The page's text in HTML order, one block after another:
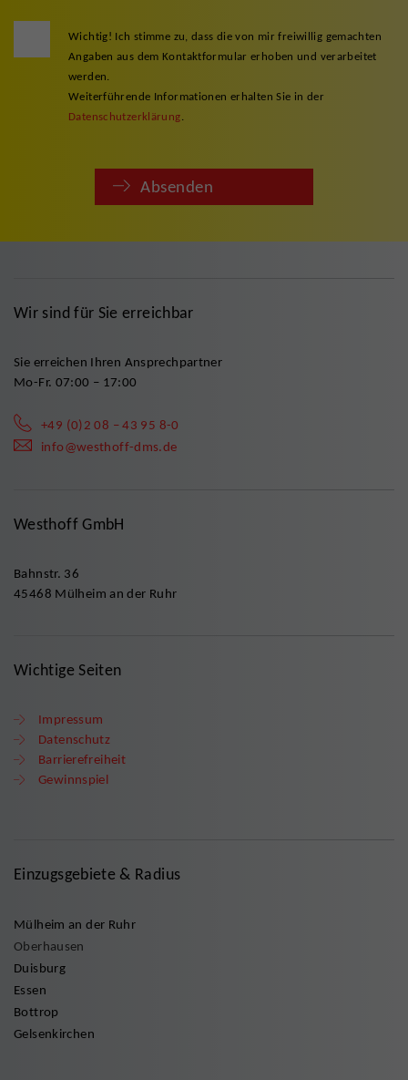
Wichtig! Ich stimme zu, dass die von mir freiwillig gemachten
Angaben aus dem Kontaktformular erhoben und verarbeitet
werden.
Weiterführende Informationen erhalten Sie in der
Datenschutzerklärung.
Absenden
Wir sind für Sie erreichbar
Sie erreichen Ihren Ansprechpartner
Mo-Fr. 07:00 – 17:00
+49 (0)2 08 – 43 95 8-0
info@westhoff-dms.de
Westhoff GmbH
Bahnstr. 36
45468 Mülheim an der Ruhr
Wichtige Seiten
Impressum
Datenschutz
Barrierefreiheit
Gewinnspiel
Einzugsgebiete & Radius
Mülheim an der Ruhr
Oberhausen
Duisburg
Essen
Bottrop
Gelsenkirchen